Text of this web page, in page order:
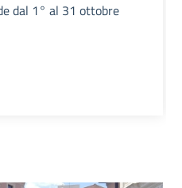
dal 1° al 31 ottobre